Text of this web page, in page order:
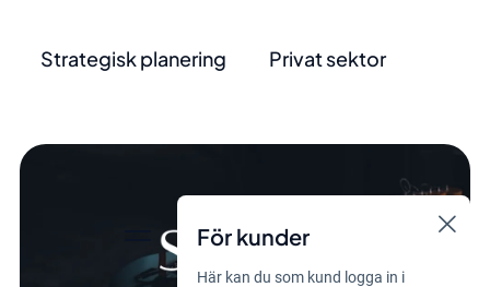
För kunder
Här kan du som kund logga in i
Strategisk planering Privat sektor